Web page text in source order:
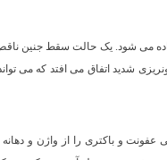
می شود. یک حالت سقط جنین
شدید اتفاق می افتد که می
و باکتری را از واژن و